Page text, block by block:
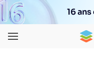
16 ans